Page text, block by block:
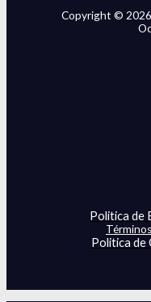
Copyright © 2026
Politica de
Politica de